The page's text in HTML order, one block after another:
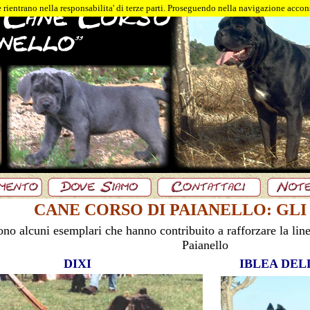
CANE CORSO DI PAIANELLO:
alcuni esemplari che hanno contribuito a rafforzare la
Paianello
DIXI
IBLEA
nella responsabilita' di terze parti. Proseguendo nella navigazione